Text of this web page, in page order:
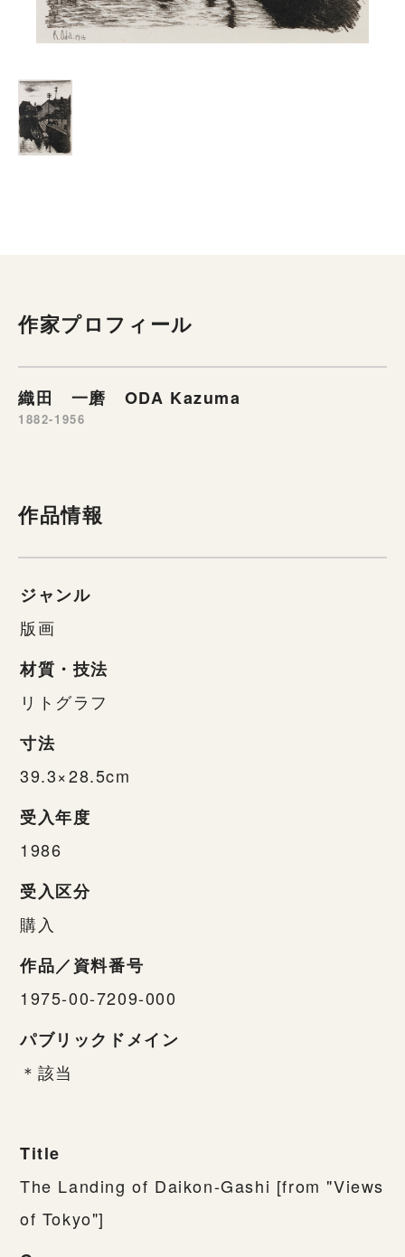
作家プロフィール
織田 一磨 ODA Kazuma
1882-1956
作品情報
ジャンル
版画
材質・技法
リトグラフ
寸法
39.3×28.5cm
受入年度
1986
受入区分
購入
作品／資料番号
1975-00-7209-000
パブリックドメイン
＊該当
Title
The Landing of Daikon-Gashi [from "Views
of Tokyo"]